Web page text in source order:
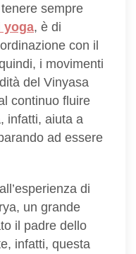
sempre
yoga, è di
con il
i movimenti
del Vinyasa
continuo fluire
infatti, aiuta a
ad essere
di
un grande
il padre dello
infatti, questa